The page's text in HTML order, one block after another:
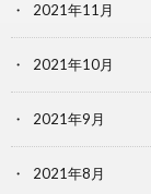
2021年11月
2021年10月
2021年9月
2021年8月